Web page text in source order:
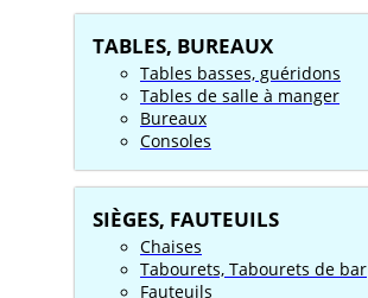
TABLES, BUREAUX
Tables basses, guéridons
Tables de salle à manger
Bureaux
Consoles
SIÈGES, FAUTEUILS
Chaises
Tabourets, Tabourets de bar
Fauteuils